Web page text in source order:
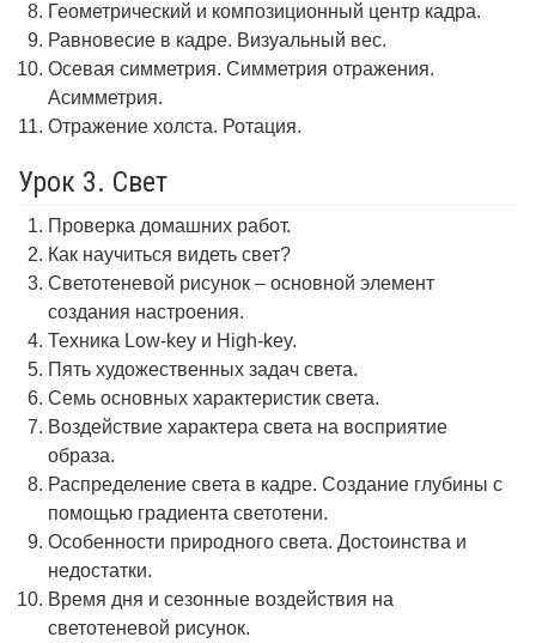
Геометрический и композиционный центр кадра.
Равновесие в кадре. Визуальный вес.
Осевая симметрия. Симметрия отражения.
Асимметрия.
Отражение холста. Ротация.
Урок 3. Свет
Проверка домашних работ.
Как научиться видеть свет?
Светотеневой рисунок – основной элемент
создания настроения.
Техника Low-key и High-key.
Пять художественных задач света.
Семь основных характеристик света.
Воздействие характера света на восприятие
образа.
Распределение света в кадре. Создание глубины с
помощью градиента светотени.
Особенности природного света. Достоинства и
недостатки.
Время дня и сезонные воздействия на
светотеневой рисунок.